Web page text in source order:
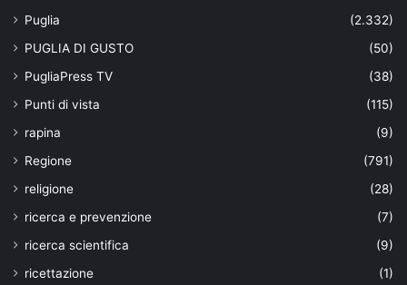
Puglia
(2.332)
PUGLIA DI GUSTO
(50)
PugliaPress TV
(38)
Punti di vista
(115)
rapina
(9)
Regione
(791)
religione
(28)
ricerca e prevenzione
(7)
ricerca scientifica
(9)
ricettazione
(1)